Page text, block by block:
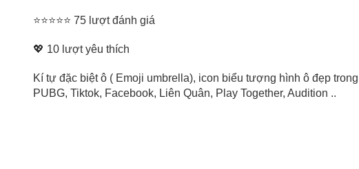
⭐⭐⭐⭐⭐ 75 lượt đánh giá
💖 10 lượt yêu thích
Kí tự đặc biệt ô ( Emoji umbrella), icon biểu tượng hình ô đẹp
PUBG, Tiktok, Facebook, Liên Quân, Play Together, Audition ..